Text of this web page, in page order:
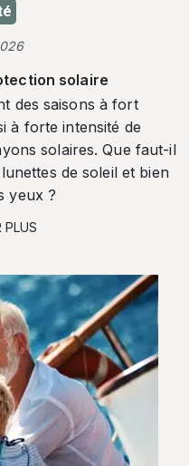
solaire
des saisons à fort
à forte intensité de
solaires. Que faut-il
de soleil et bien
yeux ?
PLUS